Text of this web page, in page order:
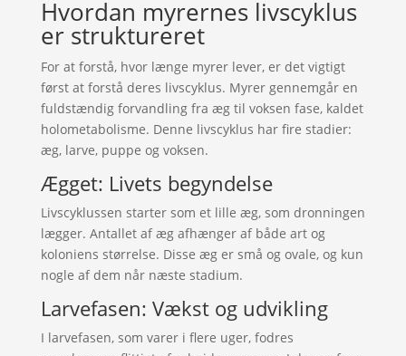
Hvordan myrernes livscyklus
er struktureret
For at forstå, hvor længe myrer lever, er det vigtigt
først at forstå deres livscyklus. Myrer gennemgår en
fuldstændig forvandling fra æg til voksen fase, kaldet
holometabolisme. Denne livscyklus har fire stadier:
æg, larve, puppe og voksen.
Ægget: Livets begyndelse
Livscyklussen starter som et lille æg, som dronningen
lægger. Antallet af æg afhænger af både art og
koloniens størrelse. Disse æg er små og ovale, og kun
nogle af dem når næste stadium.
Larvefasen: Vækst og udvikling
I larvefasen, som varer i flere uger, fodres